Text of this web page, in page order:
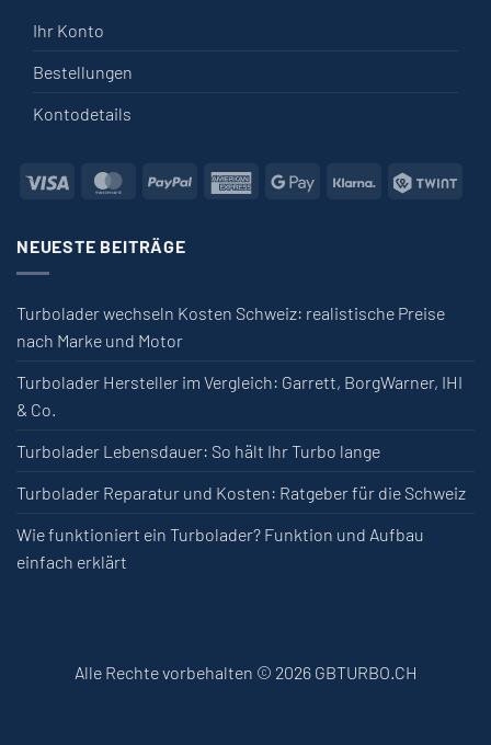
Ihr Konto
Bestellungen
Kontodetails
Visa MasterCardPayPal
AmericanGoogle
Klarna
NEUESTE BEITRÄGE
Turbolader wechseln Kosten Schweiz: realistische Preise
nach Marke und Motor
Turbolader Hersteller im Vergleich: Garrett, BorgWarner, IHI
& Co.
Turbolader Lebensdauer: So hält Ihr Turbo lange
Turbolader Reparatur und Kosten: Ratgeber für die Schweiz
Wie funktioniert ein Turbolader? Funktion und Aufbau
einfach erklärt
Alle Rechte vorbehalten © 2026 GBTURBO.CH